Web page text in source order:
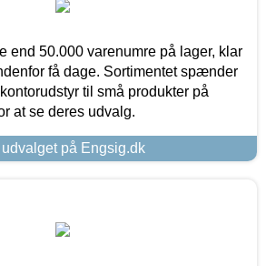
end 50.000 varenumre på lager, klar
få dage. Sortimentet spænder
til små produkter på
at se deres udvalg.
på Engsig.dk